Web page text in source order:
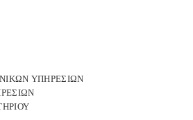
ΥΠΗΡΕΣΙΩΝ